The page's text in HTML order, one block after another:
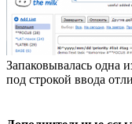
Запаковывалась одна
под строкой ввода